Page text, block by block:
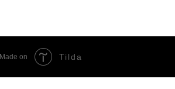
Made on Tilda